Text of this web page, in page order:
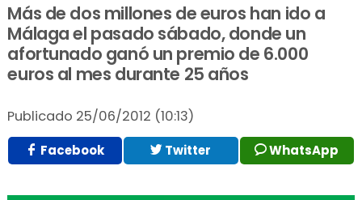
Más de dos millones de euros han ido a
Málaga el pasado sábado, donde un
afortunado ganó un premio de 6.000
euros al mes durante 25 años
Publicado 25/06/2012 (10:13)
Facebook Twitter WhatsApp